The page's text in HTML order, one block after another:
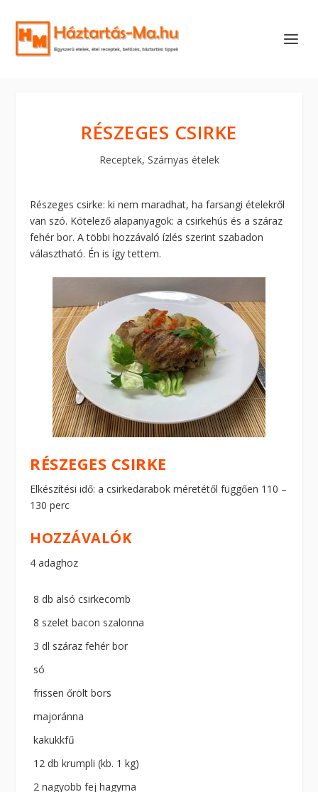
RÉSZEGES CSIRKE
Receptek, Szárnyas ételek
Részeges csirke: ki nem maradhat, ha farsangi ételekről
van szó. Kötelező alapanyagok: a csirkehús és a száraz
fehér bor. A többi hozzávaló ízlés szerint szabadon
választható. Én is így tettem.
RÉSZEGES CSIRKE
Elkészítési idő: a csirkedarabok méretétől függően 110 –
130 perc
HOZZÁVALÓK
4 adaghoz
8 db alsó csirkecomb
8 szelet bacon szalonna
3 dl száraz fehér bor
só
frissen őrölt bors
majoránna
kakukkfű
12 db krumpli (kb. 1 kg)
2 nagyobb fej hagyma